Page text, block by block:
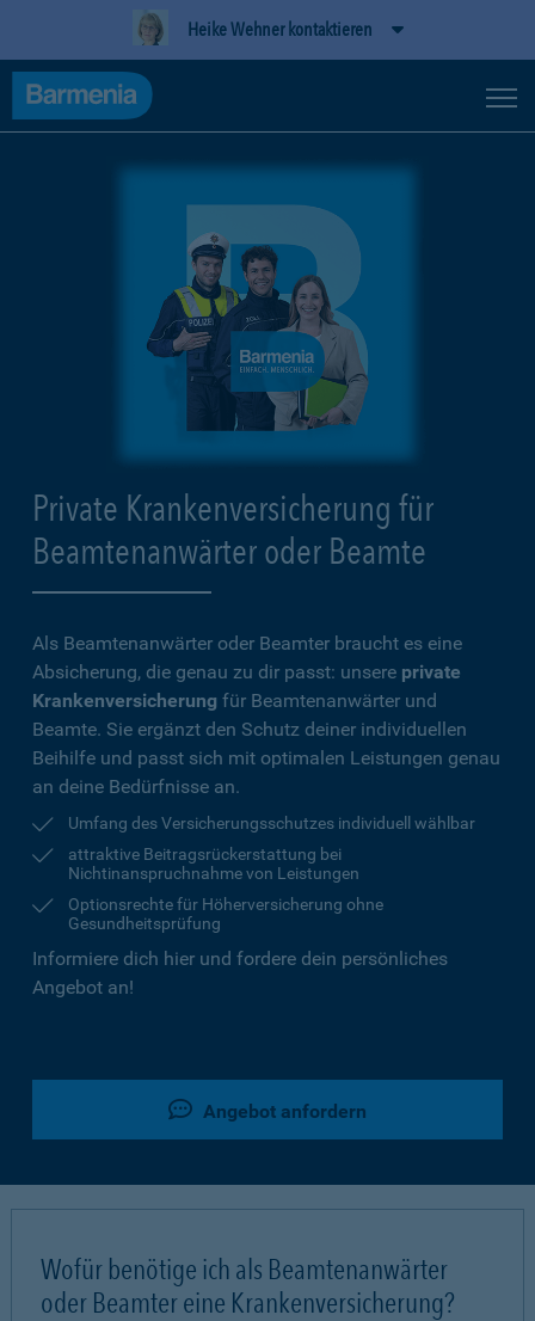
Heike Wehner kontaktieren
Private Krankenversicherung für
Beamtenanwärter oder Beamte
Als Beamtenanwärter oder Beamter braucht es eine
Absicherung, die genau zu dir passt: unsere private
Krankenversicherung für Beamtenanwärter und
Beamte. Sie ergänzt den Schutz deiner individuellen
Beihilfe und passt sich mit optimalen Leistungen genau
an deine Bedürfnisse an.
Umfang des Versicherungsschutzes individuell wählbar
attraktive Beitragsrückerstattung bei
Nichtinanspruchnahme von Leistungen
Optionsrechte für Höherversicherung ohne
Gesundheitsprüfung
Informiere dich hier und fordere dein persönliches
Angebot an!
Angebot anfordern
Wofür benötige ich als Beamtenanwärter
oder Beamter eine Krankenversicherung?